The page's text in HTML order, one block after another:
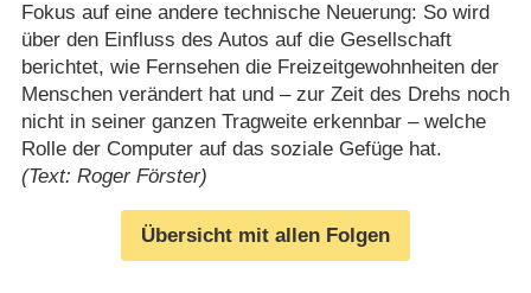
Fokus auf eine andere technische Neuerung: So wird
über den Einfluss des Autos auf die Gesellschaft
berichtet, wie Fernsehen die Freizeitgewohnheiten der
Menschen verändert hat und – zur Zeit des Drehs noch
nicht in seiner ganzen Tragweite erkennbar – welche
Rolle der Computer auf das soziale Gefüge hat.
(Text: Roger Förster)
Übersicht mit allen Folgen